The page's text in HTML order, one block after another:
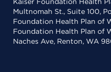
Multnomah St., Suite 100,
Foundation Health Plan of
Foundation Health Plan of
Naches Ave, Renton, WA